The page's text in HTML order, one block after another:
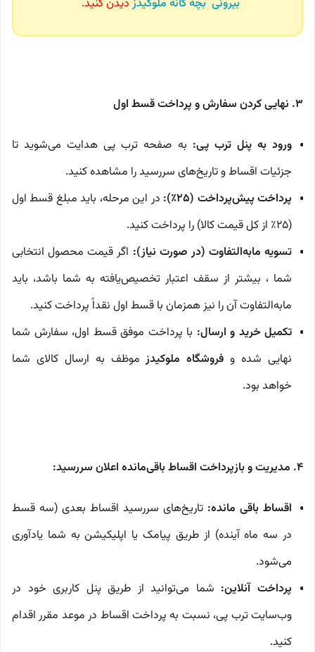
بیرونی بچه گانه ملوکیدزدیدن کنید.
۳. نهایی کردن سفارش و پرداخت قسط اول
ورود به پنل ترب پی: به صفحه ترب پی هدایت می‌شوید تا
جزئیات اقساط و تاریخ‌های سررسید را مشاهده کنید.
پرداخت پیش‌پرداخت (۲۵٪):
در این مرحله، باید مبلغ قسط اول
(۲۵٪ از کل قیمت کالا) را پرداخت کنید.
تسویه ما‌به‌التفاوت (در صورت نیاز): اگر قیمت محصول انتخابی
شما ، بیشتر از سقف اعتبار تخصیص‌یافته به شما باشد، باید
مابه‌التفاوت آن را نیز همزمان با قسط اول نقداً پرداخت کنید.
تکمیل خرید و ارسال: با پرداخت موفق قسط اول، سفارش شما
نهایی شده و فروشگاه ملوکیدزموظف به ارسال کالای شما
خواهد بود.
۴. مدیریت و بازپرداخت اقساط باقی‌مانده اعلان سررسید:
اقساط باقی مانده: تاریخ‌های سررسید اقساط بعدی (سه قسط
در سه ماه آینده) از طریق پیامک یا اپلیکیشن به شما یادآوری
می‌شود.
پرداخت آنلاین: شما می‌توانید از طریق پنل کاربری خود در
وب‌سایت ترب پی، نسبت به پرداخت اقساط در موعد مقرر اقدام
کنید.